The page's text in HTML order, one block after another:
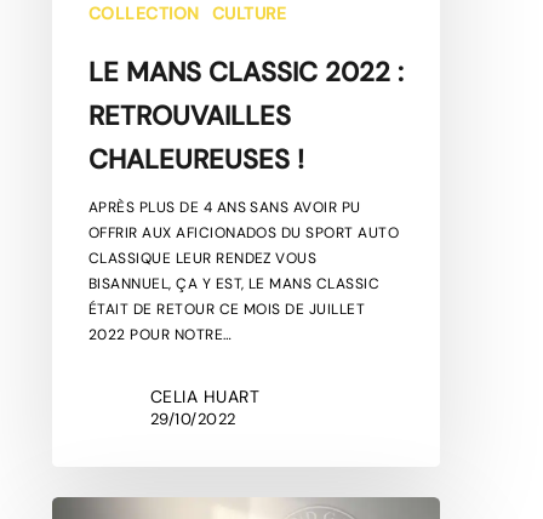
COLLECTION CULTURE
LE MANS CLASSIC 2022 :
RETROUVAILLES
CHALEUREUSES !
APRÈS PLUS DE 4 ANS SANS AVOIR PU
OFFRIR AUX AFICIONADOS DU SPORT AUTO
CLASSIQUE LEUR RENDEZ VOUS
BISANNUEL, ÇA Y EST, LE MANS CLASSIC
ÉTAIT DE RETOUR CE MOIS DE JUILLET
2022 POUR NOTRE…
CELIA HUART
29/10/2022
RENAULT